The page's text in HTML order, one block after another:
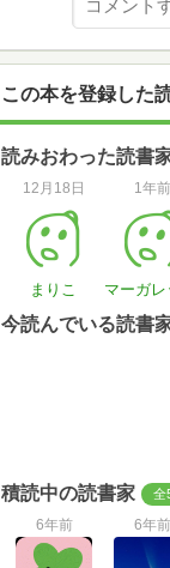
この本を登録した
読みおわった読書
12月18日
まりこ
1年前
マーガレ
今読んでいる読書
積読中の読書家 全
6年前 6年前